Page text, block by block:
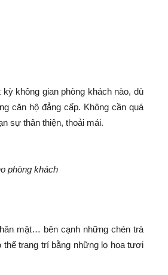
không gian phòng khách nào, dù
căn hộ đẳng cấp. Không cần quá
sự thân thiện, thoải mái.
phòng khách
mật… bên cạnh những chén trà
thể trang trí bằng những lọ hoa tươi